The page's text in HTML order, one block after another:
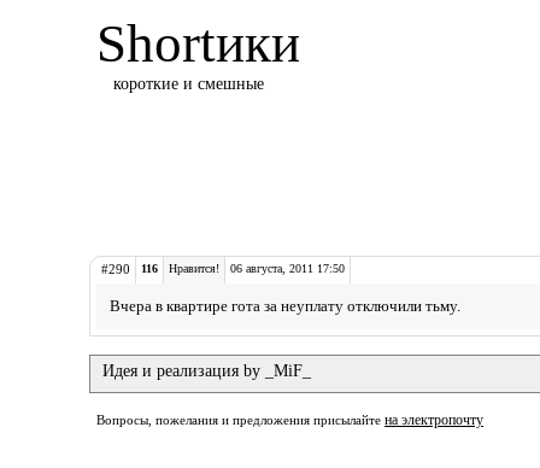
Shortики
короткие и смешные
#290 116 Нравится! 06 августа, 2011 17:50
Вчера в квартире гота за неуплату отключили тьму.
Идея и реализация by _MiF_
Вопросы, пожелания и предложения присылайте на электропочту